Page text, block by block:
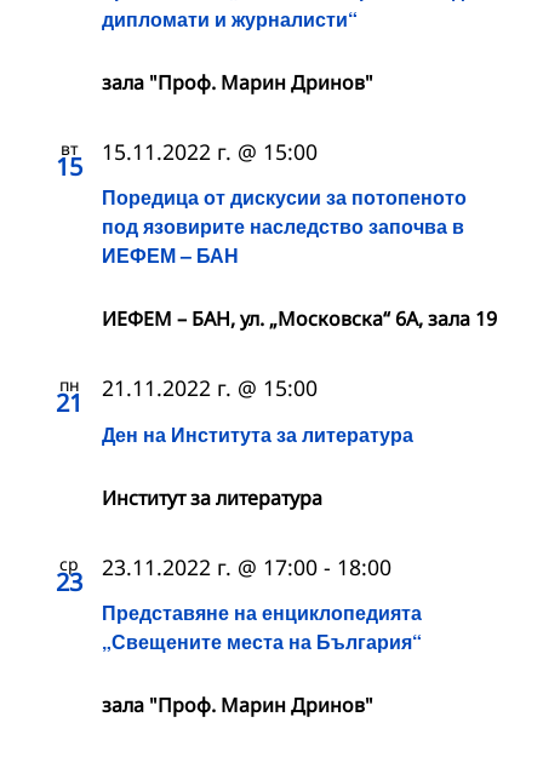
дипломати и журналисти“
зала "Проф. Марин Дринов"
вт
15
Поредица от дискусии за потопеното
под язовирите наследство започва в
ИЕФЕМ – БАН
15.11.2022 г. @ 15:00
ИЕФЕМ – БАН, ул. „Московска“ 6А, зала 19
пн
21
Ден на Института за литература
21.11.2022 г. @ 15:00
Институт за литература
ср
23
Представяне на енциклопедията
„Свещените места на България“
23.11.2022 г. @ 17:00 - 18:00
зала "Проф. Марин Дринов"